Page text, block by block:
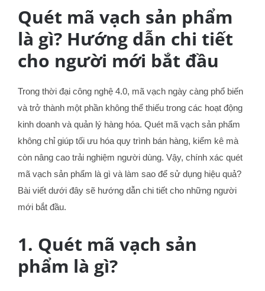
Quét mã vạch sản phẩm
là gì? Hướng dẫn chi tiết
cho người mới bắt đầu
Trong thời đại công nghệ 4.0, mã vạch ngày càng phổ biến
và trở thành một phần không thể thiếu trong các hoạt động
kinh doanh và quản lý hàng hóa. Quét mã vạch sản phẩm
không chỉ giúp tối ưu hóa quy trình bán hàng, kiểm kê mà
còn nâng cao trải nghiệm người dùng. Vậy, chính xác quét
mã vạch sản phẩm là gì và làm sao để sử dụng hiệu quả?
Bài viết dưới đây sẽ hướng dẫn chi tiết cho những người
mới bắt đầu.
1. Quét mã vạch sản
phẩm là gì?